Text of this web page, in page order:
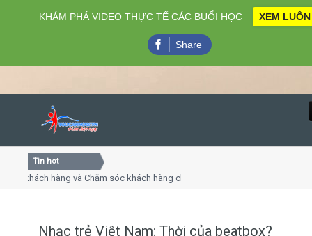
Close
Tin hot
hàng và Chăm sóc khách hàng chuyên nghiệp
Nhạc trẻ Việt Nam: Thời của beatbox?
KHÁM PHÁ VIDEO THỰC TẾ CÁC BUỔI HỌC XEM LUÔN
Share